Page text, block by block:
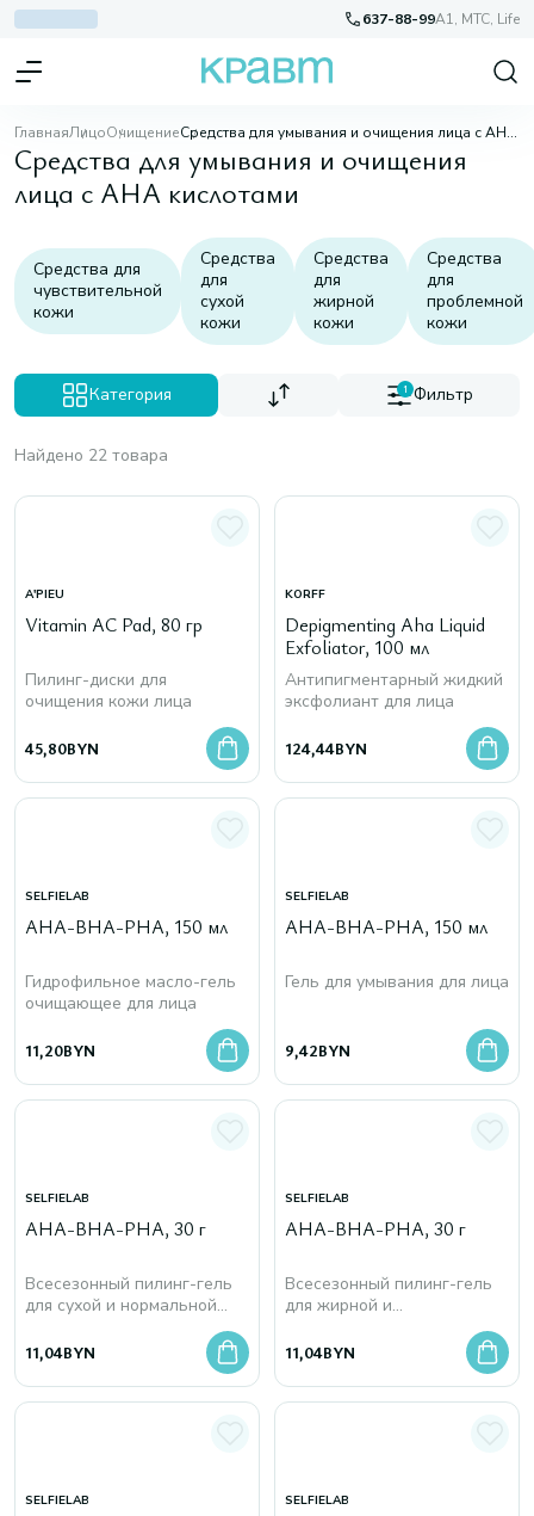
637-88-99A1, МТС, Life
ГлавнаяЛицоОчищение Средства для умывания и очищения лица с AHA кислотами
Средства для умывания и очищения
лица с AHA кислотами
Средства для
чувствительной
кожи
Средства
для
сухой
кожи
Средства
для
жирной
кожи
Средства
для
проблемной
кожи
Категория 1 Фильтр
Найдено 22 товара
A'PIEU
Vitamin AC Pad, 80 гр
Пилинг-диски для
очищения кожи лица
45,80BYN
KORFF
Depigmenting Aha Liquid
Exfoliator, 100 мл
Антипигментарный жидкий
эксфолиант для лица
124,44BYN
SELFIELAB
AHA-BHA-PHA, 150 мл
Гидрофильное масло-гель
очищающее для лица
11,20BYN
SELFIELAB
AHA-BHA-PHA, 150 мл
Гель для умывания для лица
9,42BYN
SELFIELAB
AHA-BHA-PHA, 30 г
Всесезонный пилинг-гель
для сухой и нормальной
кожи лица обновляющий
11,04BYN
SELFIELAB
AHA-BHA-PHA, 30 г
Всесезонный пилинг-гель
для жирной и
лица отшелушивающий
11,04BYN
SELFIELAB SELFIELAB